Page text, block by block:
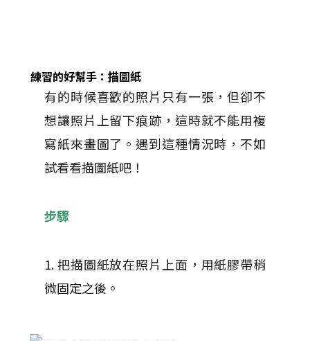
練習的好幫手： 描圖紙
有的時候喜歡的照片只有一張，但卻不
想讓照片上留下痕跡，這時就不能用複
寫紙來畫圖了。遇到這種情況時，不如
試看看描圖紙吧！
步驟
1. 把描圖紙放在照片上面，用紙膠帶稍
微固定之後。